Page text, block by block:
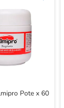
Pote x 60